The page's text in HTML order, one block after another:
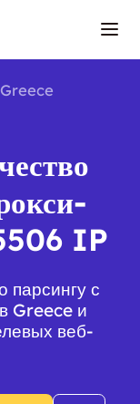
Greece
IP
парсингу с
Greece и
веб-